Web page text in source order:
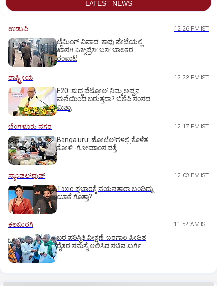
LATEST NEWS
ಉಡುಪಿ 12:26 PM IST
ಟೈಮಿಂಗ್‌ ವಿವಾದ: ಕಾಪು ಪೇಟೆಯಲ್ಲಿ
ಖಾಸಗಿ ಎಕ್ಸ್‌ಪ್ರೆಸ್ ಬಸ್‌ ಚಾಲಕರ
ರಂಪಾಟ
ರಾಷ್ಟ್ರೀಯ 12:23 PM IST
E20: ಶುದ್ಧ ಪೆಟ್ರೋಲ್ ನಿಮ್ಮ ಅಪ್ಪನ
ಮನೆಯಿಂದ ಬರುತ್ತದಾ? ಬಿಜೆಪಿ ಸಂಸದ
ಮಿಶ್ರಾ
ಬೆಂಗಳೂರು ನಗರ 12:17 PM IST
Bengaluru: ಹೋಟೆಲ್‌ಗ‌ಳಲ್ಲಿ ಕೊಳೆತ
ಕೋಳಿ -ಗೋಮಾಂಸ ಪತ್ತೆ
ಸ್ಯಾಂಡಲ್‌ವುಡ್‌ 12:03 PM IST
Toxic ಪ್ರಚಾರಕ್ಕೆ ನಯನತಾರಾ ಬಂದಿದ್ದು
ಯಾಕೆ ಗೊತ್ತಾ?
ಕಲಬುರಗಿ 11:52 AM IST
ಬರ ಪರಿಸ್ಥಿತಿ ವೀಕ್ಷಣೆ: ಬರಗಾಲ ಪೀಡಿತ
ರೈತರ ಸಮಸ್ಯೆ ಆಲಿಸಿದ ಸಚಿವ ಖರ್ಗೆ